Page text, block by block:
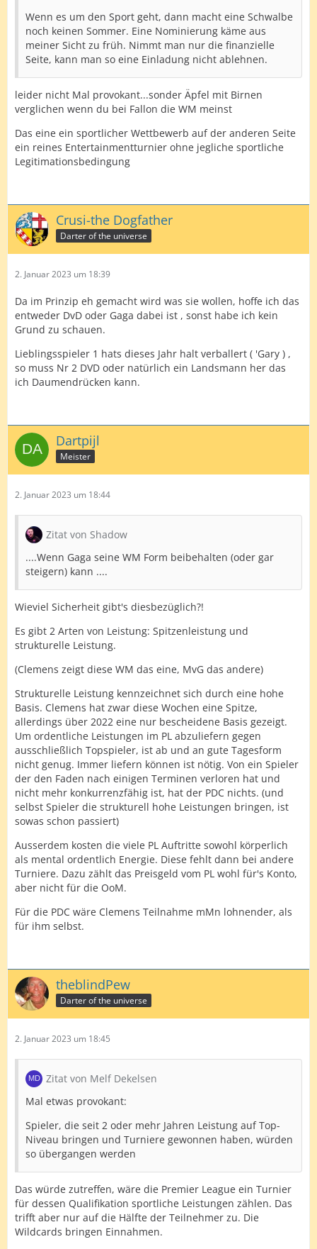
Wenn es um den Sport geht, dann macht eine Schwalbe
noch keinen Sommer. Eine Nominierung käme aus
meiner Sicht zu früh. Nimmt man nur die finanzielle
Seite, kann man so eine Einladung nicht ablehnen.
leider nicht Mal provokant...sonder Äpfel mit Birnen
verglichen wenn du bei Fallon die WM meinst
Das eine ein sportlicher Wettbewerb auf der anderen Seite
ein reines Entertainmentturnier ohne jegliche sportliche
Legitimationsbedingung
Crusi-the Dogfather
Darter of the universe
2. Januar 2023 um 18:39
Da im Prinzip eh gemacht wird was sie wollen, hoffe ich das
entweder DvD oder Gaga dabei ist , sonst habe ich kein
Grund zu schauen.
Lieblingsspieler 1 hats dieses Jahr halt verballert ( 'Gary ) ,
so muss Nr 2 DVD oder natürlich ein Landsmann her das
ich Daumendrücken kann.
Dartpijl
Meister
2. Januar 2023 um 18:44
Zitat von Shadow
....Wenn Gaga seine WM Form beibehalten (oder gar
steigern) kann ....
Wieviel Sicherheit gibt's diesbezüglich?!
Es gibt 2 Arten von Leistung: Spitzenleistung und
strukturelle Leistung.
(Clemens zeigt diese WM das eine, MvG das andere)
Strukturelle Leistung kennzeichnet sich durch eine hohe
Basis. Clemens hat zwar diese Wochen eine Spitze,
allerdings über 2022 eine nur bescheidene Basis gezeigt.
Um ordentliche Leistungen im PL abzuliefern gegen
ausschließlich Topspieler, ist ab und an gute Tagesform
nicht genug. Immer liefern können ist nötig. Von ein Spieler
der den Faden nach einigen Terminen verloren hat und
nicht mehr konkurrenzfähig ist, hat der PDC nichts. (und
selbst Spieler die strukturell hohe Leistungen bringen, ist
sowas schon passiert)
Ausserdem kosten die viele PL Auftritte sowohl körperlich
als mental ordentlich Energie. Diese fehlt dann bei andere
Turniere. Dazu zählt das Preisgeld vom PL wohl für's Konto,
aber nicht für die OoM.
Für die PDC wäre Clemens Teilnahme mMn lohnender, als
für ihm selbst.
theblindPew
Darter of the universe
2. Januar 2023 um 18:45
Zitat von Melf Dekelsen
Mal etwas provokant:
Spieler, die seit 2 oder mehr Jahren Leistung auf Top-
Niveau bringen und Turniere gewonnen haben, würden
so übergangen werden
Das würde zutreffen, wäre die Premier League ein Turnier
für dessen Qualifikation sportliche Leistungen zählen. Das
trifft aber nur auf die Hälfte der Teilnehmer zu. Die
Wildcards bringen Einnahmen.